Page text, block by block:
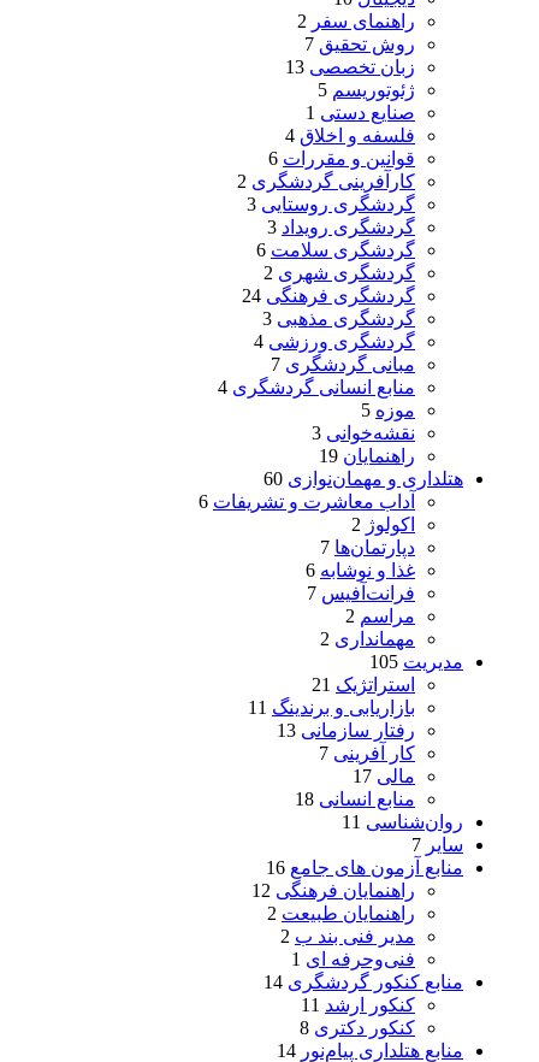
راهنمای سفر 2
روش تحقیق 7
زبان تخصصی 13
ژئوتوریسم 5
صنایع دستی 1
فلسفه و اخلاق 4
قوانین و مقررات 6
کارآفرینی گردشگری 2
گردشگری روستایی 3
گردشگری رویداد 3
گردشگری سلامت 6
گردشگری شهری 2
گردشگری فرهنگی 24
گردشگری مذهبی 3
گردشگری ورزشی 4
مبانی گردشگری 7
منابع انسانی گردشگری 4
موزه 5
نقشه‌خوانی 3
راهنمایان 19
هتلداری و مهمان‌نوازی 60
آداب معاشرت و تشریفات 6
اکولوژ 2
دپارتمان‌ها 7
غذا و نوشابه 6
فرانت‌آفیس 7
مراسم 2
مهمانداری 2
مدیریت 105
استراتژیک 21
بازاریابی و برندینگ 11
رفتار سازمانی 13
کار آفرینی 7
مالی 17
منابع انسانی 18
روان‌شناسی 11
سایر 7
منابع آزمون های جامع 16
راهنمایان فرهنگی 12
راهنمایان طبیعت 2
مدیر فنی بند ب 2
فنی‌وحرفه‌ ای 1
منابع کنکور گردشگری 14
کنکور ارشد 11
کنکور دکتری 8
منابع هتلداری پیام‌نور 14